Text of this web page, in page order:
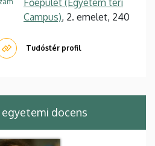
Campus), 2. emelet, 240
Tudóstér profil
egyetemi docens